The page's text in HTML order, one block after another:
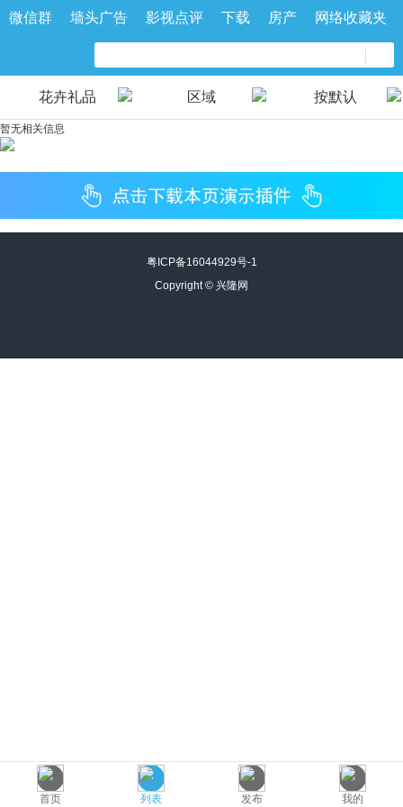
微信群 墙头广告 影视点评 下载 房产 网络收藏夹
花卉礼品 区域 按默认
暂无相关信息
首页 列表 发布 我的
粤ICP备16044929号-1
Copyright © 兴隆网